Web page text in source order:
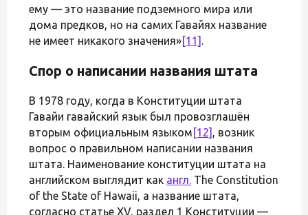
ему — это название подземного мира или
дома предков, но на самих Гавайях название
не имеет никакого значения»[11] .
Спор о написании названия штата
В 1978 году, когда в Конституции штата
Гавайи гавайский язык был провозглашён
вторым официальным языком [12] , возник
вопрос о правильном написании названия
штата. Наименование конституции штата на
английском выглядит как англ. The Constitution
of the State of Hawaii, а название штата,
согласно статье XV, раздел 1 Конституции —